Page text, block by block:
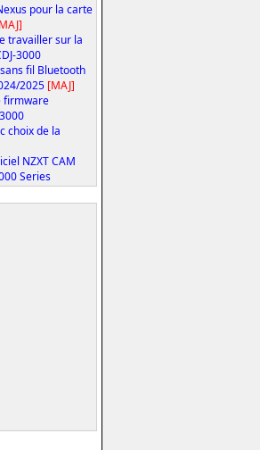
pour la carte
travailler sur la
3000
fil Bluetooth
2025 [MAJ]
firmware
choix de la
NZXT CAM
Series